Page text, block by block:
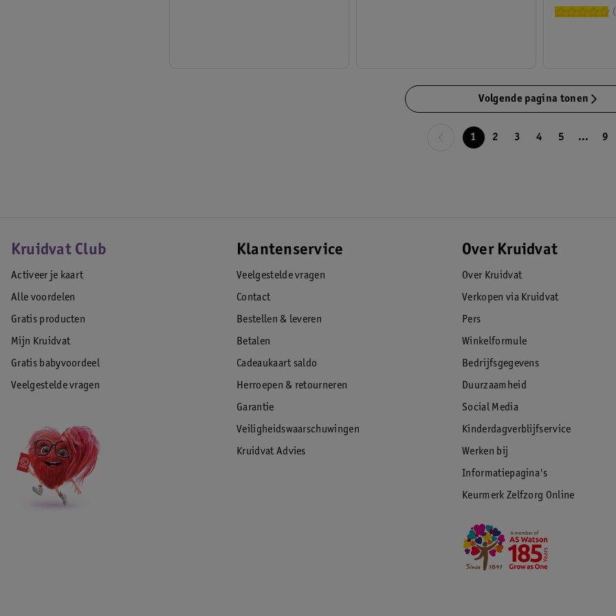
Volgende pagina tonen
1 2 3 4 5 ... 9
Kruidvat Club
Activeer je kaart
Alle voordelen
Gratis producten
Mijn Kruidvat
Gratis babyvoordeel
Veelgestelde vragen
Klantenservice
Veelgestelde vragen
Contact
Bestellen & leveren
Betalen
Cadeaukaart saldo
Herroepen & retourneren
Garantie
Veiligheidswaarschuwingen
Kruidvat Advies
Over Kruidvat
Over Kruidvat
Verkopen via Kruidvat
Pers
Winkelformule
Bedrijfsgegevens
Duurzaamheid
Social Media
Kinderdagverblijfservice
Werken bij
Informatiepagina's
Keurmerk Zelfzorg Online